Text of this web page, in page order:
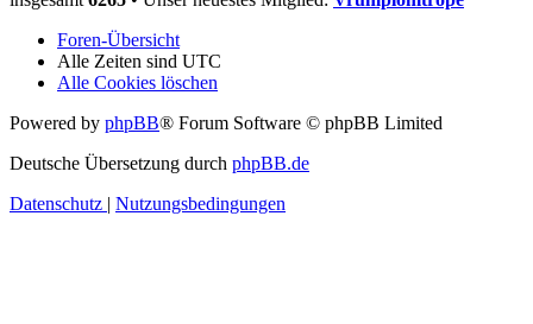
Foren-Übersicht
Alle Zeiten sind UTC
Alle Cookies löschen
Powered by phpBB® Forum Software © phpBB Limited
Deutsche Übersetzung durch phpBB.de
Datenschutz | Nutzungsbedingungen